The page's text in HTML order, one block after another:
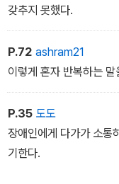
갖추지 못했다.
P.72 ashram21
이렇게 혼자 반복하는 말
P.35 도도
장애인에게 다가가 소통
기한다.